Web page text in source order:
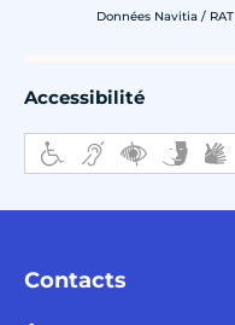
Données Navitia /
Accessibilité
Contacts